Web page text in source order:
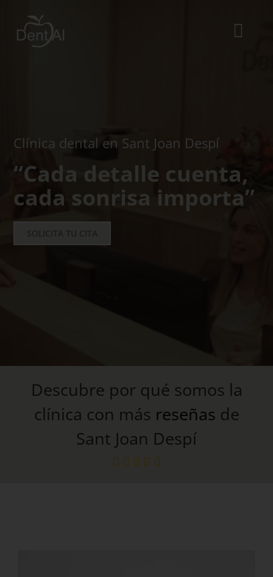
contenido
Urgencias dentales
Blog
ES
CA
Clínica dental en Sant Joan Despí
“Cada detalle cuenta,
cada sonrisa importa”
SOLICITA TU CITA
Descubre por qué somos la
clínica con más reseñas de
Sant Joan Despí